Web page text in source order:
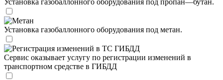
Метан
Установка газобаллонного оборудования под метан.
Регистрация изменений в ТС ГИБДД
Сервис оказывает услугу по регистрации изменений в
транспортном средстве в ГИБДД